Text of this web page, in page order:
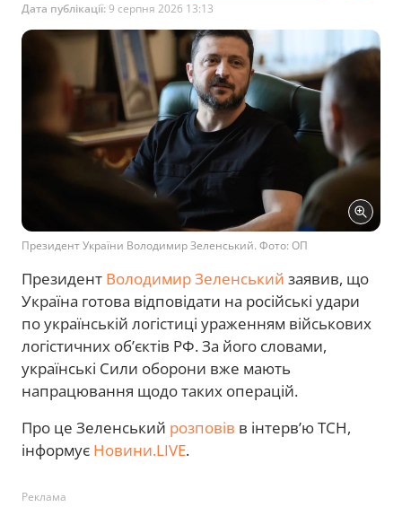
Дата публікації:9 серпня 2026 13:13
Президент України Володимир Зеленський. Фото: ОП
Президент Володимир Зеленський заявив, що
Україна готова відповідати на російські удари
по українській логістиці ураженням військових
логістичних об’єктів РФ. За його словами,
українські Сили оборони вже мають
напрацювання щодо таких операцій.
Про це Зеленський розповів в інтерв’ю ТСН,
інформує Новини.LIVE.
Реклама